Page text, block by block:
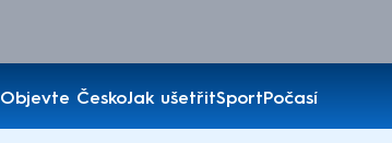
Objevte ČeskoJak ušetřitSportPočasí